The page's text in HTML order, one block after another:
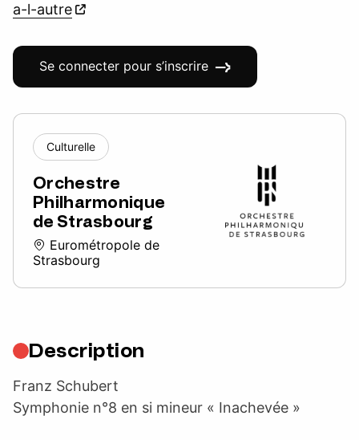
a-l-autre
Se connecter pour s’inscrire
Culturelle
Orchestre
Philharmonique
de Strasbourg
Eurométropole de
Strasbourg
Description
Franz Schubert
Symphonie n°8 en si mineur « Inachevée »